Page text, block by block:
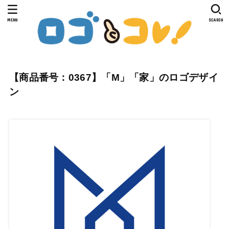
SEARCH
MENU
【商品番号：0367】「M」「家」のロゴデザイ
ン